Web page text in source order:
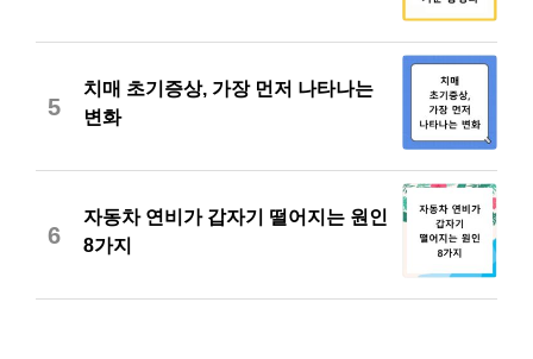
5
치매 초기증상, 가장 먼저 나타나는
변화
6
자동차 연비가 갑자기 떨어지는 원인
8가지